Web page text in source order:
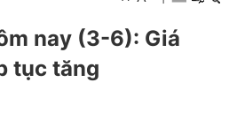
nay (3-6): Giá
tục tăng